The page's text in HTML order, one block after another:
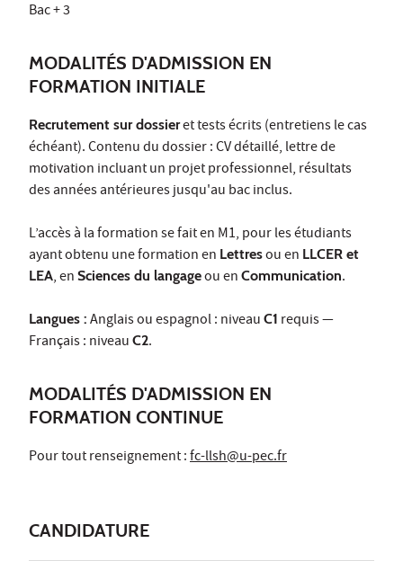
Bac + 3
MODALITÉS D'ADMISSION EN
FORMATION INITIALE
Recrutement sur dossieret tests écrits (entretiens le cas
échéant). Contenu du dossier : CV détaillé, lettre de
motivation incluant un projet professionnel, résultats
des années antérieures jusqu'au bac inclus.
L’accès à la formation se fait en M1, pour les étudiants
ayant obtenu une formation en Lettresou en LLCER et
LEA, en Sciences du langageou en Communication.
Langues : Anglais ou espagnol : niveau C1 requis —
Français : niveau C2.
MODALITÉS D'ADMISSION EN
FORMATION CONTINUE
Pour tout renseignement :fc-llsh@u-pec.fr
CANDIDATURE